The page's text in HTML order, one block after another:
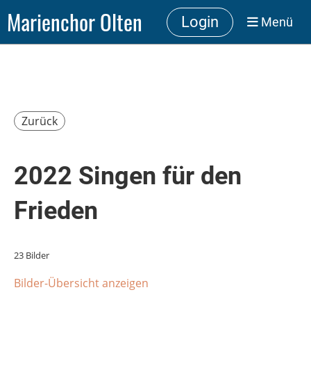
Marienchor Olten Login Menü
Zurück
2022 Singen für den
Frieden
23 Bilder
Bilder-Übersicht anzeigen